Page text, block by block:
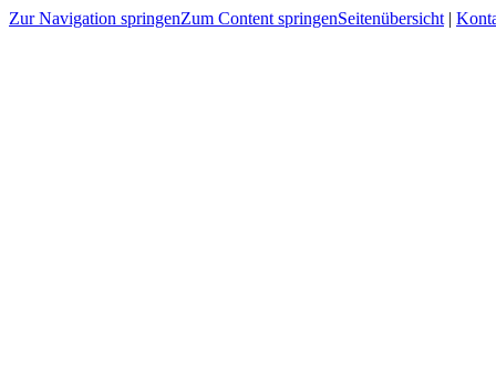
Zur Navigation springenZum Content springenSeitenübersicht |